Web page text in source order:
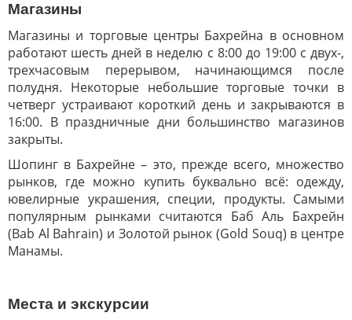
Магазины
Магазины и торговые центры Бахрейна в основном
работают шесть дней в неделю с 8:00 до 19:00 с двух-,
трехчасовым перерывом, начинающимся после
полудня. Некоторые небольшие торговые точки в
четверг устраивают короткий день и закрываются в
16:00. В праздничные дни большинство магазинов
закрыты.
Шопинг в Бахрейне – это, прежде всего, множество
рынков, где можно купить буквально всё: одежду,
ювелирные украшения, специи, продукты. Самыми
популярным рынками считаются Баб Аль Бахрейн
(Bab Al Bahrain) и Золотой рынок (Gold Souq) в центре
Манамы.
Места и экскурсии